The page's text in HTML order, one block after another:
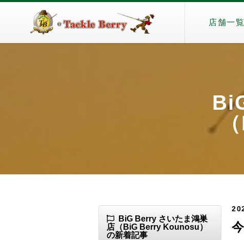
店舗一覧
BiG Berry さいたま鴻巣
店（BiG Berry Kounosu）
の新着記事